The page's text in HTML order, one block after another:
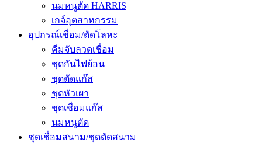
นมหนูตัด HARRIS
เกจ์อุตสาหกรรม
อุปกรณ์เชื่อม/ตัดโลหะ
คีมจับลวดเชื่อม
ชุดกันไฟย้อน
ชุดตัดแก๊ส
ชุดหัวเผา
ชุดเชื่อมแก๊ส
นมหนูตัด
ชุดเชื่อมสนาม/ชุดตัดสนาม